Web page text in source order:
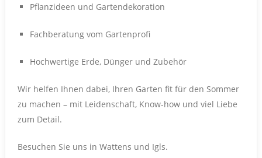
Pflanzideen und Gartendekoration
Fachberatung vom Gartenprofi
Hochwertige Erde, Dünger und Zubehör
Wir helfen Ihnen dabei, Ihren Garten fit für den Sommer
zu machen – mit Leidenschaft, Know-how und viel Liebe
zum Detail.
Besuchen Sie uns in Wattens und Igls.